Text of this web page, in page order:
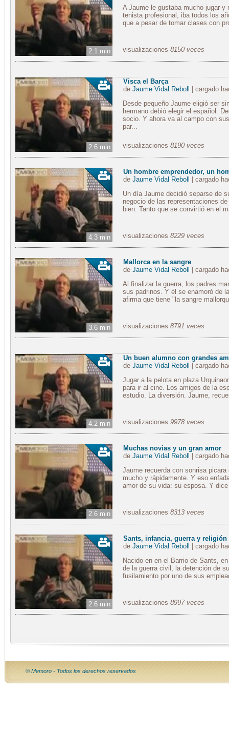
2.1 min
A Jaume le gustaba mucho jugar
tenista profesional, iba todos los
que a pesar de tomar clases con
visualizaciones 8150 veces
2.6 min
Visca el Barça
de Jaume Vidal Reboll
| cargado
Desde pequeño Jaume eligió ser
hermano debió elegir el español.
socio. Y ahora va al campo con
par...
visualizaciones 8190 veces
4.3 min
Un hombre emprendedor, un
de Jaume Vidal Reboll
| cargado
Un día Jaume decidió separse de
negocio de las representaciones
bien. Tanto que se convirtió en el
visualizaciones 8229 veces
3.6 min
Mallorca en la sangre
de Jaume Vidal Reboll
| cargado
Al finalizar la guerra, los padres
sus padrinos. Y él se enamoró de
afirma que tiene "la sangre
visualizaciones 8791 veces
4.2 min
Un buen alumno con grandes
de Jaume Vidal Reboll
| cargado
Jugar a la pelota en plaza
para ir al cine. Los amigos de la
estudio. La diversión. Jaume,
visualizaciones 9978 veces
2.6 min
Muchas novias y un gran amor
de Jaume Vidal Reboll
| cargado
Jaume recuerda con sonrisa
mucho y rápidamente. Y eso
amor de su vida: su esposa. Y
visualizaciones 8313 veces
2.6 min
Sants, infancia, guerra y religión
de Jaume Vidal Reboll
| cargado
Nacido en en el Barrio de Sants,
de la guerra civil, la detención de
fusilamiento por uno de sus
visualizaciones 8997 veces
© Memoro - Todos los derechos reservados